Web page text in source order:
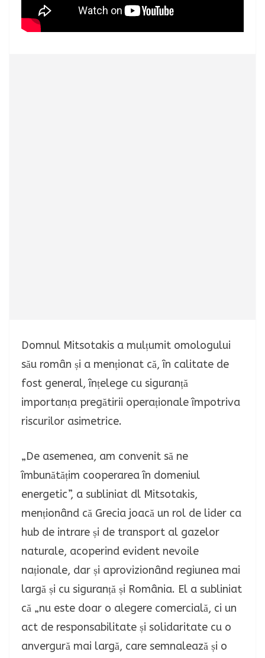
Domnul Mitsotakis a mulțumit omologului
său român și a menționat că, în calitate de
fost general, înțelege cu siguranță
importanța pregătirii operaționale împotriva
riscurilor asimetrice.
„De asemenea, am convenit să ne
îmbunătățim cooperarea în domeniul
energetic”, a subliniat dl Mitsotakis,
menționând că Grecia joacă un rol de lider ca
hub de intrare și de transport al gazelor
naturale, acoperind evident nevoile
naționale, dar și aprovizionând regiunea mai
largă și cu siguranță și România. El a subliniat
că „nu este doar o alegere comercială, ci un
act de responsabilitate și solidaritate cu o
anvergură mai largă, care semnalează și o